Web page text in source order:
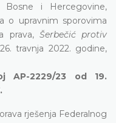
Bosne i Hercegovine,
o upravnim sporovima
prava, Šerbečić protiv
travnja 2022. godine,
AP-2229/23 od 19.
rješenja Federalnog